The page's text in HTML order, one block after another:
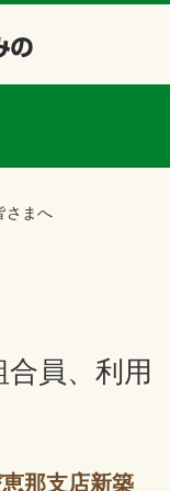
さまへ
那支店新築